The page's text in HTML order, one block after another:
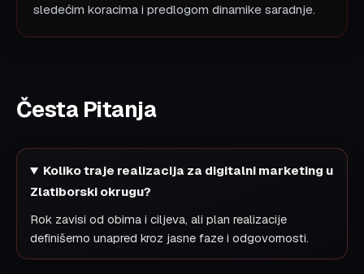
sledećim koracima i predlogom dinamike saradnje.
Česta Pitanja
Koliko traje realizacija za digitalni marketing u
Zlatiborski okrugu?
Rok zavisi od obima i ciljeva, ali plan realizacije
definišemo unapred kroz jasne faze i odgovornosti.